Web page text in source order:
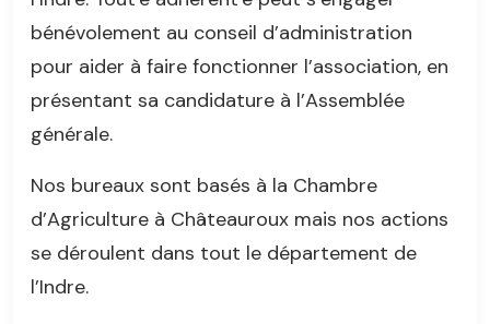
bénévolement au conseil d’administration
pour aider à faire fonctionner l’association, en
présentant sa candidature à l’Assemblée
générale.
Nos bureaux sont basés à la Chambre
d’Agriculture à Châteauroux mais nos actions
se déroulent dans tout le département de
l’Indre.